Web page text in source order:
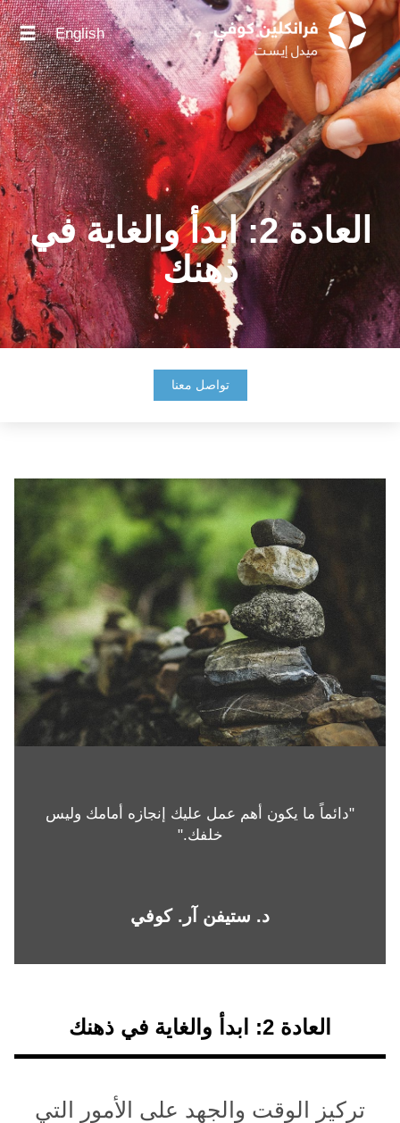
English
العادة 2: ابدأ والغاية في
ذهنك
تواصل معنا
"دائماً ما يكون أهم عمل عليك إنجازه أمامك وليس
خلفك."
د. ستيفن آر. كوفي
العادة 2: ابدأ والغاية في ذهنك
تركيز الوقت والجهد على الأمور التي